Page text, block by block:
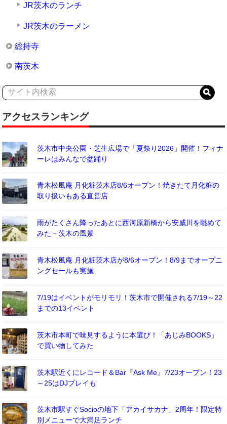
JR茨木のランチ
JR茨木のラーメン
総持寺
南茨木
アクセスランキング
茨木市中央公園・芝生広場で「夏祭り2026」開催！フィナ
ーレはみんなで盆踊り
青木松風庵 月化粧茨木店8/6オープン！焼きたて月化粧の
取り扱いもある直営店
雨がたくさん降ったあとに西河原新橋から安威川を眺めて
みた－茨木の風景
青木松風庵 月化粧茨木店が8/6オープン！8/9までオープニ
ングセールも実施
7/19はイベントがモリモリ！茨木市で開催される7/19～22
までの13イベント
茨木市本町で味見するように本選び！「あじみBOOKS」
で買い物してみた
茨木駅近くにレコード＆Bar『Ask Me』7/23オープン！23
～25はDJプレイも
茨木市駅すぐSocioの地下「アカイサカナ」2周年！限定特
別メニューで大満足ランチ